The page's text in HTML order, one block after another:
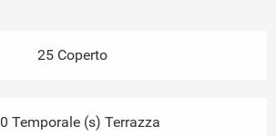
25 Coperto
Temporale (s) Terrazza